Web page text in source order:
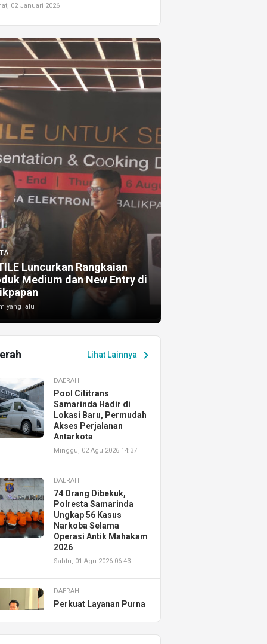
02 Januari 2026
Luncurkan Rangkaian
Medium dan New Entry di
yang lalu
Lihat Lainnya chevron_right
DAERAH
Pool Cititrans
Samarinda Hadir di
Lokasi Baru, Permudah
Akses Perjalanan
Antarkota
Minggu, 02 Agu 2026 14:37
DAERAH
74 Orang Dibekuk,
Polresta Samarinda
Ungkap 56 Kasus
Narkoba Selama
Operasi Antik Mahakam
2026
Sabtu, 01 Agu 2026 06:43
DAERAH
Perkuat Layanan Purna
Resmikan AHASS